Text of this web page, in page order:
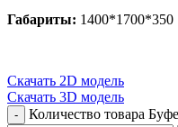
Габариты: 1400*1700*350
Скачать 2D модель
Скачать 3D модель
Количество товара